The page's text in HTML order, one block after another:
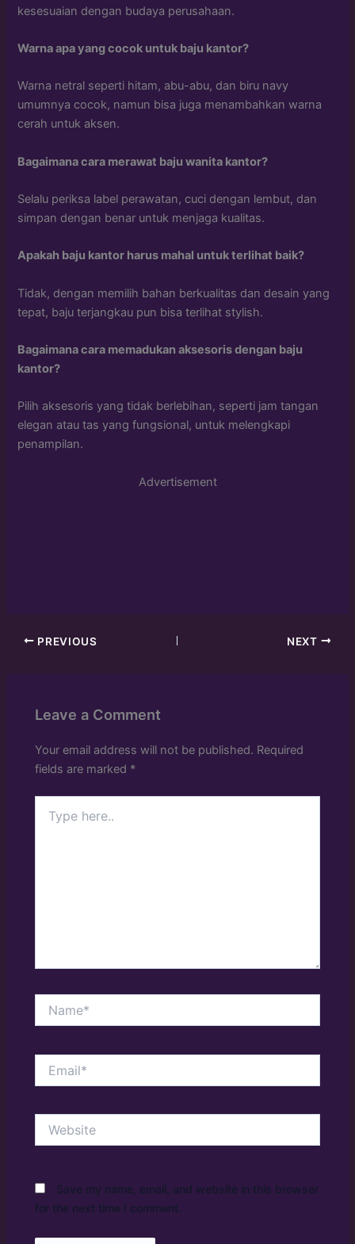
kesesuaian dengan budaya perusahaan.
Warna apa yang cocok untuk baju kantor?
Warna netral seperti hitam, abu-abu, dan biru navy
umumnya cocok, namun bisa juga menambahkan warna
cerah untuk aksen.
Bagaimana cara merawat baju wanita kantor?
Selalu periksa label perawatan, cuci dengan lembut, dan
simpan dengan benar untuk menjaga kualitas.
Apakah baju kantor harus mahal untuk terlihat baik?
Tidak, dengan memilih bahan berkualitas dan desain yang
tepat, baju terjangkau pun bisa terlihat stylish.
Bagaimana cara memadukan aksesoris dengan baju
kantor?
Pilih aksesoris yang tidak berlebihan, seperti jam tangan
elegan atau tas yang fungsional, untuk melengkapi
penampilan.
Advertisement
PREVIOUS NEXT
Leave a Comment
Your email address will not be published. Required
fields are marked *
here..
Save my name, email, and website in this browser
for the next time I comment.